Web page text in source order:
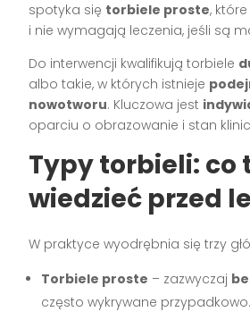
spotyka się torbiele proste,
i nie wymagają leczenia, jeśli są
Do interwencji kwalifikują torbiele
albo takie, w których istnieje
nowotworu. Kluczowa jest
oparciu o obrazowanie i stan
Typy torbieli: co
wiedzieć przed
W praktyce wyodrębnia się trzy
Torbiele proste – zazwyczaj
często wykrywane przypadkowo.